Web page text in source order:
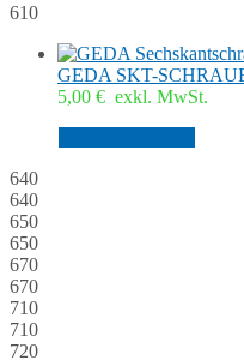
610
GEDA SKT-
5,00 € exkl. MwSt.
640
640
650
650
670
670
710
710
720